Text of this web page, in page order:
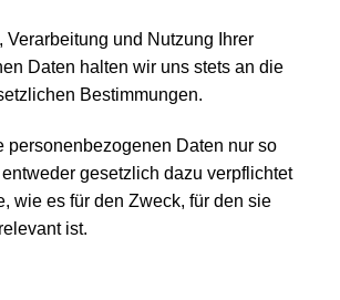
Verarbeitung und Nutzung Ihrer
Daten halten wir uns stets an die
Bestimmungen.
personenbezogenen Daten nur so
gesetzlich dazu verpflichtet
wie es für den Zweck, für den sie
ist.